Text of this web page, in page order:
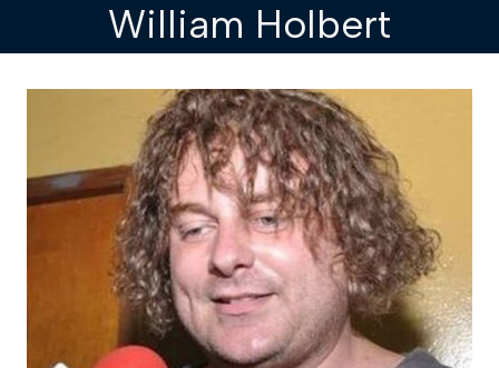
William Holbert